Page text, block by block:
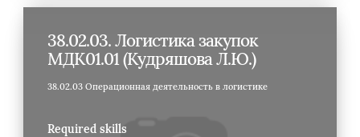
38.02.03. Логистика закупок
МДК01.01 (Кудряшова Л.Ю.)
38.02.03 Операционная деятельность в логистике
Required skills